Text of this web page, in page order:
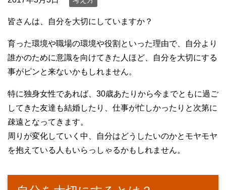
皆さんは、自分を大切にしていますか？
育った環境や職場の環境や役割といった理由で、自分より
誰かのために意識を向けてきた人ほど、自分を大切にする
事がピンと来ないかもしれません。
特に独身女性であれば、30歳あたりから今までともに過ご
してきた友達も結婚したり、仕事が忙しかったりと次第に
疎遠となってきます。
周りが変化していく中、自分はどうしたいのかとモヤモヤ
を抱えている人もいらっしゃるかもしれません。